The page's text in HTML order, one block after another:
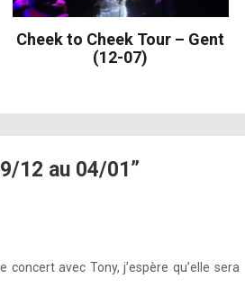
Cheek to Cheek Tour – Gent
(12-07)
12 au 04/01”
avec Tony, j’espère qu’elle sera